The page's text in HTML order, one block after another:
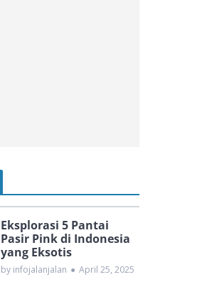
Eksplorasi 5 Pantai
Pasir Pink di Indonesia
yang Eksotis
by infojalanjalan ● April 25, 2025